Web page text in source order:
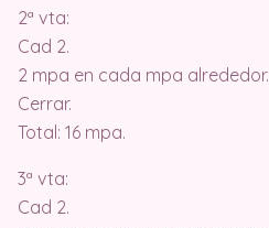
2ª vta:
Cad 2.
2 mpa en cada mpa alrededor.
Cerrar.
Total: 16 mpa.
3ª vta:
Cad 2.